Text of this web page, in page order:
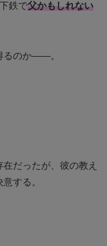
鉄で父かもしれない
るのか——。
だったが、彼の教え
する。